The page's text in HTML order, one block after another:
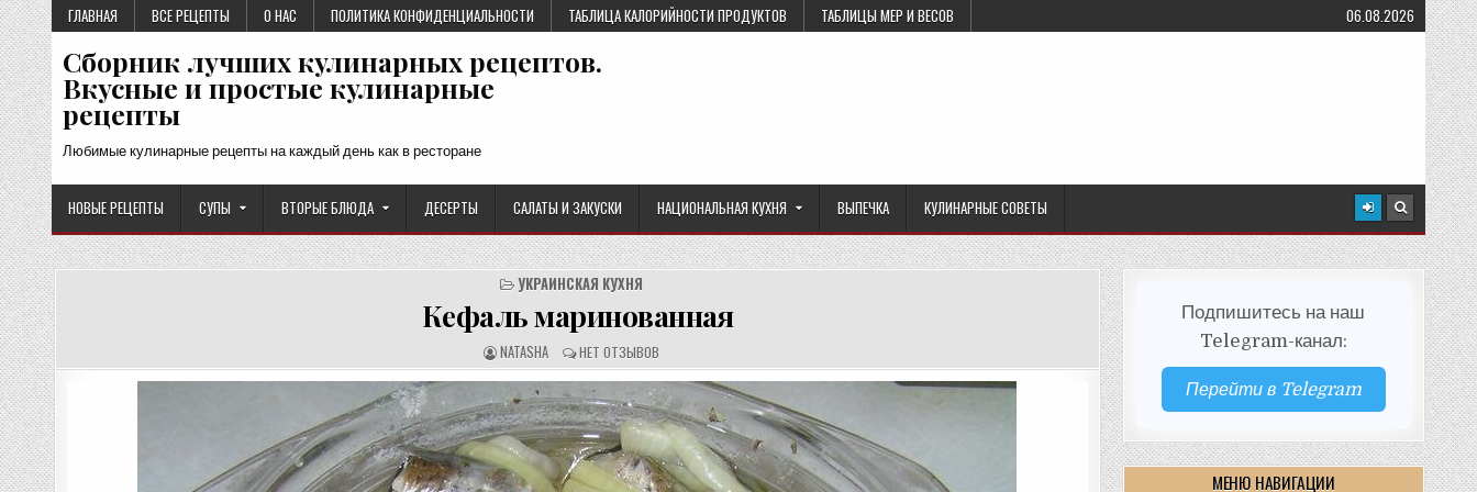
Перейти
к
содержимому
ГЛАВНАЯ ВСЕ РЕЦЕПТЫ О НАС ПОЛИТИКА КОНФИДЕНЦИАЛЬНОСТИ ТАБЛИЦА КАЛОРИЙНОСТИ ПРОДУКТОВ ТАБЛИЦЫ МЕР И ВЕСОВ 06.08.2026
Сборник лучших кулинарных рецептов.
Вкусные и простые кулинарные
рецепты
Любимые кулинарные рецепты на каждый день как в ресторане
НОВЫЕ РЕЦЕПТЫ СУПЫ ВТОРЫЕ БЛЮДА ДЕСЕРТЫ САЛАТЫ И ЗАКУСКИ НАЦИОНАЛЬНАЯ КУХНЯ ВЫПЕЧКА КУЛИНАРНЫЕ СОВЕТЫ
УКРАИНСКАЯ КУХНЯ
Кефаль маринованная
А
В
Т
Р
Р
Е
Ц
Е
П
Т
NATASHA О
Т
З
В
Ы
:
НЕТ ОТЗЫВОВ
Подпишитесь на наш
Telegram-канал:
Перейти в Telegram
МЕНЮ НАВИГАЦИИ